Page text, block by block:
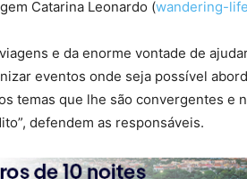
Catarina Leonardo (wandering-
e da enorme vontade de
eventos onde seja possível
temas que lhe são convergentes e
defendem as responsáveis.